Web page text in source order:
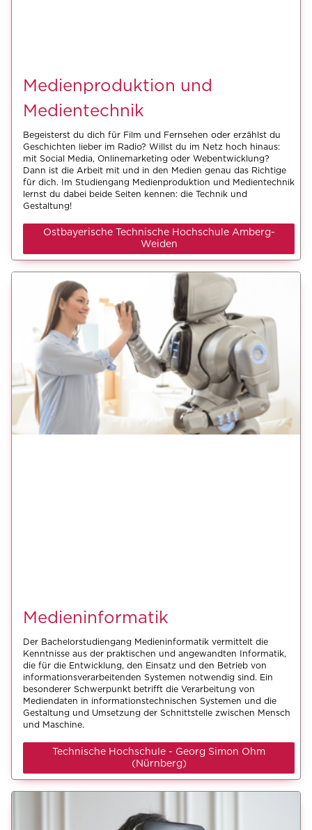
Medienproduktion und
Medientechnik
Begeisterst du dich für Film und Fernsehen oder erzählst du
Geschichten lieber im Radio? Willst du im Netz hoch hinaus:
mit Social Media, Onlinemarketing oder Webentwicklung?
Dann ist die Arbeit mit und in den Medien genau das Richtige
für dich. Im Studiengang Medienproduktion und Medientechnik
lernst du dabei beide Seiten kennen: die Technik und
Gestaltung!
Ostbayerische Technische Hochschule Amberg-
Weiden
Medieninformatik
Der Bachelorstudiengang Medieninformatik vermittelt die
Kenntnisse aus der praktischen und angewandten Informatik,
die für die Entwicklung, den Einsatz und den Betrieb von
informationsverarbeitenden Systemen notwendig sind. Ein
besonderer Schwerpunkt betrifft die Verarbeitung von
Mediendaten in informationstechnischen Systemen und die
Gestaltung und Umsetzung der Schnittstelle zwischen Mensch
und Maschine.
Technische Hochschule - Georg Simon Ohm
(Nürnberg)